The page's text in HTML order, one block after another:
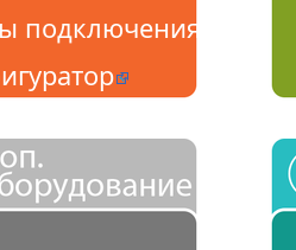
подключения